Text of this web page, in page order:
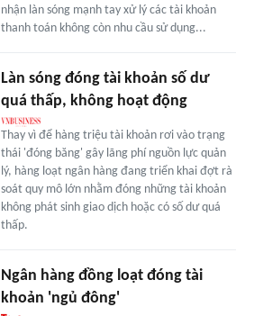
nhận làn sóng mạnh tay xử lý các tài khoản
thanh toán không còn nhu cầu sử dụng...
Làn sóng đóng tài khoản số dư
quá thấp, không hoạt động
Thay vì để hàng triệu tài khoản rơi vào trạng
thái 'đóng băng' gây lãng phí nguồn lực quản
lý, hàng loạt ngân hàng đang triển khai đợt rà
soát quy mô lớn nhằm đóng những tài khoản
không phát sinh giao dịch hoặc có số dư quá
thấp.
Ngân hàng đồng loạt đóng tài
khoản 'ngủ đông'